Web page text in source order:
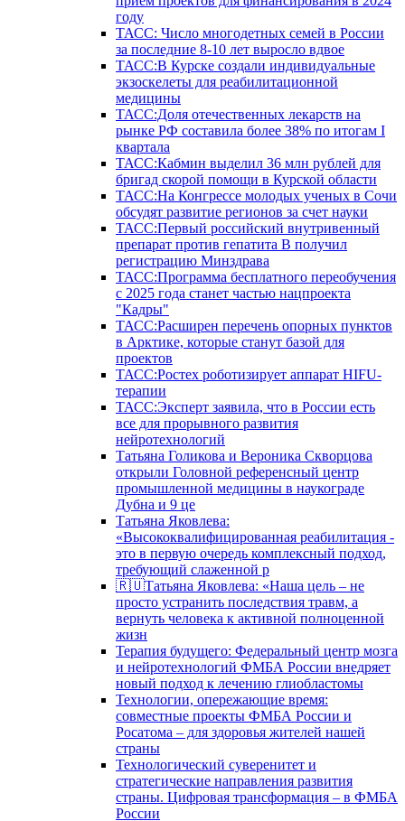
году
ТАСС: Число многодетных семей в России
за последние 8-10 лет выросло вдвое
ТАСС:В Курске создали индивидуальные
экзоскелеты для реабилитационной
медицины
ТАСС:Доля отечественных лекарств на
рынке РФ составила более 38% по итогам I
квартала
ТАСС:Кабмин выделил 36 млн рублей для
бригад скорой помощи в Курской области
ТАСС:На Конгрессе молодых ученых в Сочи
обсудят развитие регионов за счет науки
ТАСС:Первый российский внутривенный
препарат против гепатита В получил
регистрацию Минздрава
ТАСС:Программа бесплатного переобучения
с 2025 года станет частью нацпроекта
"Кадры"
ТАСС:Расширен перечень опорных пунктов
в Арктике, которые станут базой для
проектов
ТАСС:Ростех роботизирует аппарат HIFU-
терапии
ТАСС:Эксперт заявила, что в России есть
все для прорывного развития
нейротехнологий
Татьяна Голикова и Вероника Скворцова
открыли Головной референсный центр
промышленной медицины в наукограде
Дубна и 9 це
Татьяна Яковлева:
«Высококвалифицированная реабилитация -
это в первую очередь комплексный подход,
требующий слаженной р
🇷🇺Татьяна Яковлева: «Наша цель – не
просто устранить последствия травм, а
вернуть человека к активной полноценной
жизн
Терапия будущего: Федеральный центр мозга
и нейротехнологий ФМБА России внедряет
новый подход к лечению глиобластомы
Технологии, опережающие время:
совместные проекты ФМБА России и
Росатома – для здоровья жителей нашей
страны
Технологический суверенитет и
стратегические направления развития
страны. Цифровая трансформация – в ФМБА
России